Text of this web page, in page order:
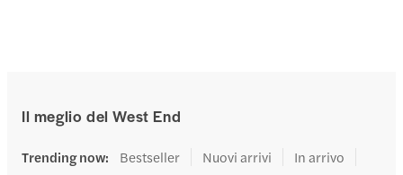
Il meglio del West End
Trending now: Bestseller Nuovi arrivi
In arrivo